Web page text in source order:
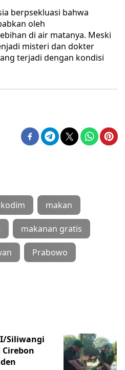
berpsekluasi bahwa
oleh
di air matanya. Meski
misteri dan dokter
terjadi dengan kondisi
kodim makan
makanan gratis
Prabowo
Siliwangi
Cirebon